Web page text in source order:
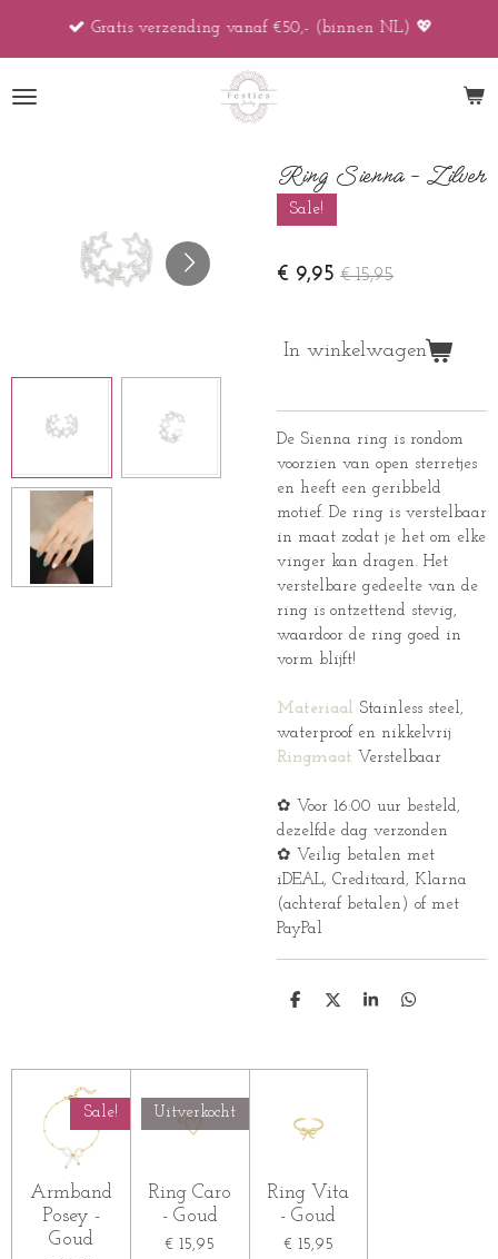
de
Gratis verzending vanaf €50,- (binnen NL) 💖
Ring Sienna - Zilver
Sale!
€ 9,95 € 15,95
In winkelwagen
De Sienna ring is rondom
voorzien van open sterretjes
en heeft een geribbeld
motief. De ring is verstelbaar
in maat zodat je het om elke
vinger kan dragen. Het
verstelbare gedeelte van de
ring is ontzettend stevig,
waardoor de ring goed in
vorm blijft!
Materiaal Stainless steel,
waterproof en nikkelvrij
Ringmaat Verstelbaar
✿ Voor 16:00 uur besteld,
dezelfde dag verzonden
✿ Veilig betalen met
iDEAL, Creditcard, Klarna
(achteraf betalen) of met
PayPal
D
n
D
S
D
Sale!
Armband
Posey -
Goud
Uitverkocht
Ring Caro
- Goud
€ 15,95
Ring Vita
- Goud
€ 15,95